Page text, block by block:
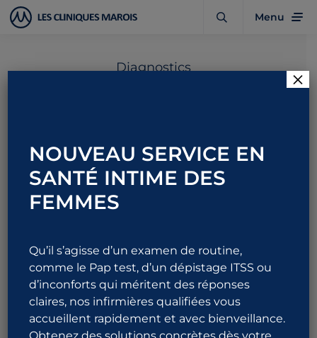
Menu
Diagnostics
Prendre rendez-vous
NOUVEAU SERVICE EN
SANTÉ INTIME DES
FEMMES
Qu’il s’agisse d’un examen de routine,
comme le Pap test, d’un dépistage ITSS ou
d’inconforts qui méritent des réponses
claires, nos infirmières qualifiées vous
accueillent rapidement et avec bienveillance.
×